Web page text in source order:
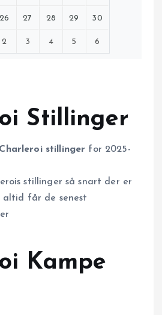
26 27 28 29 30
2 3 4 5 6
Stillinger
Charleroi stillinger for 2025-
stillinger så snart der er
altid får de senest
Kampe